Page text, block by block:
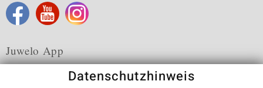
Juwelo App
Datenschutzhinweis